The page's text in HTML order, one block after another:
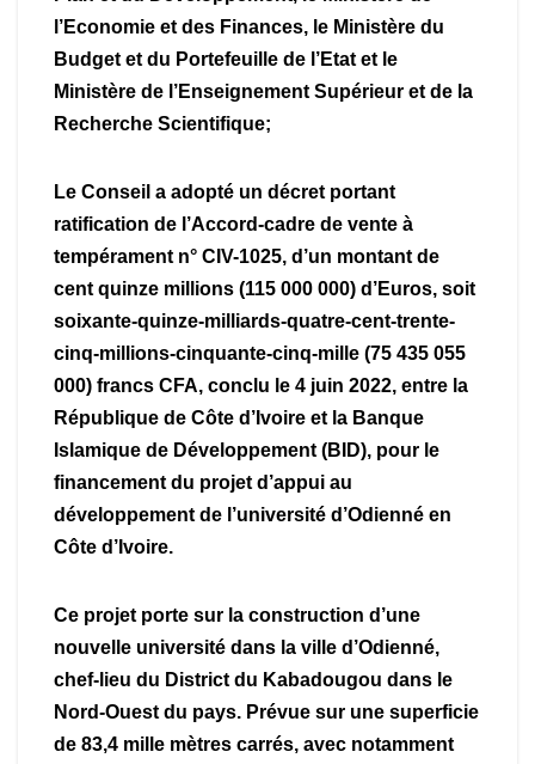
l’Economie et des Finances, le Ministère du
Budget et du Portefeuille de l’Etat et le
Ministère de l’Enseignement Supérieur et de la
Recherche Scientifique;
Le Conseil a adopté un décret portant
ratification de l’Accord-cadre de vente à
tempérament n° CIV-1025, d’un montant de
cent quinze millions (115 000 000) d’Euros, soit
soixante-quinze-milliards-quatre-cent-trente-
cinq-millions-cinquante-cinq-mille (75 435 055
000) francs CFA, conclu le 4 juin 2022, entre la
République de Côte d’Ivoire et la Banque
Islamique de Développement (BID), pour le
financement du projet d’appui au
développement de l’université d’Odienné en
Côte d’Ivoire.
Ce projet porte sur la construction d’une
nouvelle université dans la ville d’Odienné,
chef-lieu du District du Kabadougou dans le
Nord-Ouest du pays. Prévue sur une superficie
de 83,4 mille mètres carrés, avec notamment